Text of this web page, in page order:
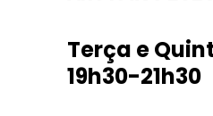
Terça e
19h30-21h30